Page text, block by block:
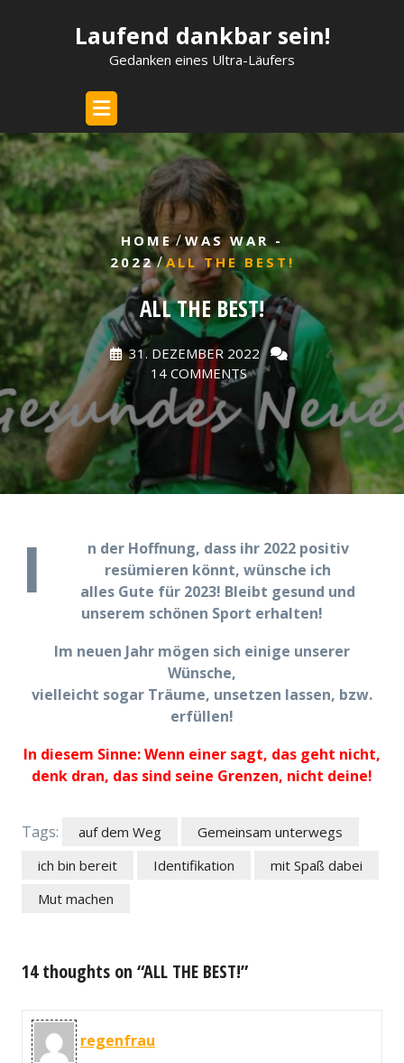
Laufend dankbar sein!
Gedanken eines Ultra-Läufers
HOME/WAS WAR -
2022/ALL THE BEST!
ALL THE BEST!
31. DEZEMBER 2022
14 COMMENTS
I
n der Hoffnung, dass ihr 2022 positiv
resümieren könnt, wünsche ich
alles Gute für 2023! Bleibt gesund und
unserem schönen Sport erhalten!
Im neuen Jahr mögen sich einige unserer
Wünsche,
vielleicht sogar Träume, unsetzen lassen, bzw.
erfüllen!
In diesem Sinne:Wenn einer sagt, das geht nicht,
denk dran, das sind seine Grenzen, nicht deine!
Tags: auf dem Weg
Gemeinsam unterwegs
ich bin bereit
Identifikation
mit Spaß dabei
Mut machen
14 thoughts on “ALL THE BEST!”
regenfrau